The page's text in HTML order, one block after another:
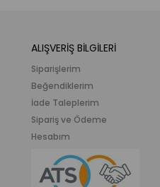
ALIŞVERİŞ BİLGİLERİ
Siparişlerim
Beğendiklerim
İade Taleplerim
Sipariş ve Ödeme
Hesabım